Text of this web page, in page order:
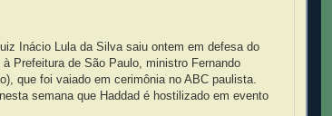
Inácio Lula da Silva saiu ontem em defesa do
à Prefeitura de São Paulo, ministro Fernando
que foi vaiado em cerimônia no ABC paulista.
semana que Haddad é hostilizado em evento